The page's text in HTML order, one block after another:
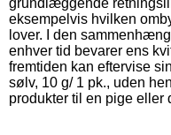
eksempelvis hvilken
lover. I den
enhver tid bevarer ens
fremtiden kan eftervise
sølv, 10 g/ 1 pk., uden
produkter til en pige eller